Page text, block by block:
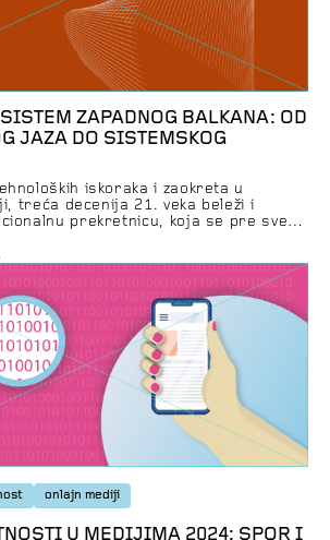
ZAPADNOG BALKANA: OD
JAZA DO SISTEMSKOG
iskoraka i zaokreta u
treća decenija 21. veka beleži i
prekretnicu, koja se pre svega
(Digital Single Market), uz niz
omoguće da se na takvom tržištu
i slobode koja su građanima i
onlajn mediji
U MEDIJIMA 2024: SPOR I